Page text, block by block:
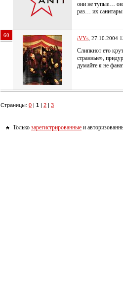
они не тупые…
раз… их
60 iVYs , 27.10.2004
Слипкнот ето
странные»,
думайте я не
Страницы: 0 | 1 | 2 | 3
Только зарегистрированные и